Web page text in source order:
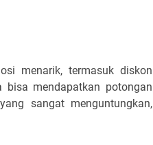
menarik, termasuk diskon
bisa mendapatkan potongan
sangat menguntungkan,